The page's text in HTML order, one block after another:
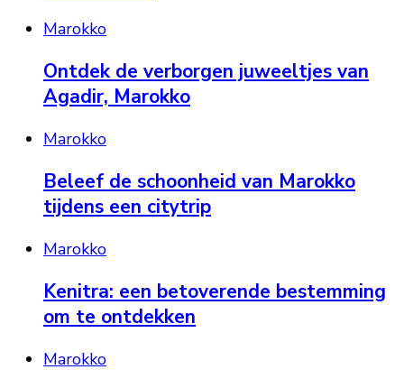
Marokko
Ontdek de verborgen juweeltjes van
Agadir, Marokko
Marokko
Beleef de schoonheid van Marokko
tijdens een citytrip
Marokko
Kenitra: een betoverende bestemming
om te ontdekken
Marokko